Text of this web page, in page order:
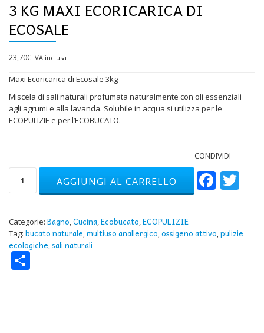
3 KG MAXI ECORICARICA DI
ECOSALE
23,70€ IVA inclusa
Maxi Ecoricarica di Ecosale 3kg
Miscela di sali naturali profumata naturalmente con oli essenziali
agli agrumi e alla lavanda. Solubile in acqua si utilizza per le
ECOPULIZIE e per l’ECOBUCATO.
maxi
di
Ecosale
quantità
AGGIUNGI AL CARRELLO
Categorie: Bagno,Cucina,Ecobucato,ECOPULIZIE
Tag: bucato naturale,multiuso anallergico,ossigeno attivo,pulizie
ecologiche,sali naturali
CONDIVIDI
Condividi